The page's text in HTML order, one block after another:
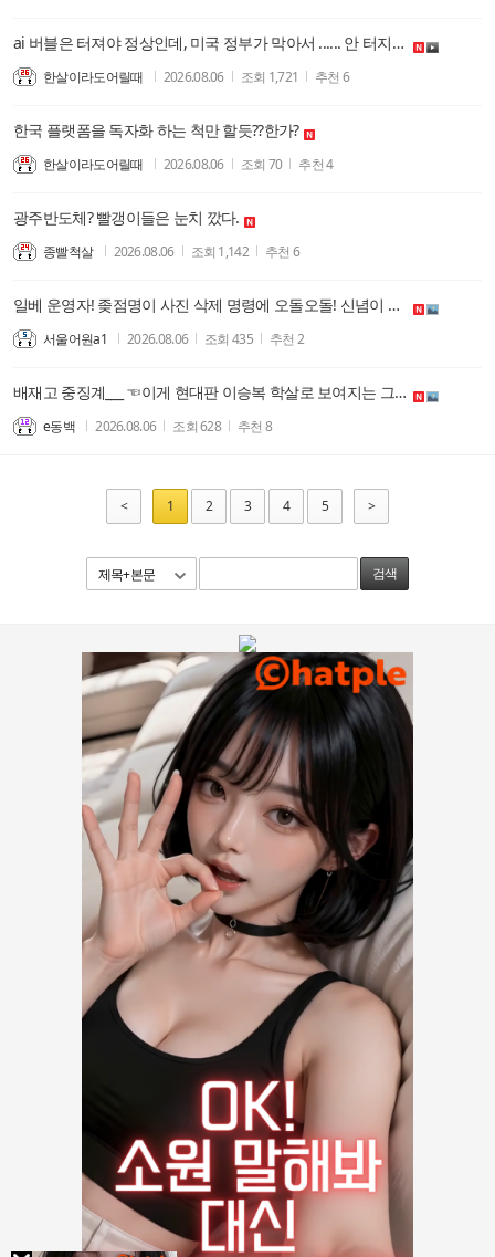
ai 버블은 터져야 정상인데, 미국 정부가 막아서 ...... 안 터지고 있다.
한살이라도어릴때 2026.08.06 조회 1,721 추천 6
한국 플랫폼을 독자화 하는 척만 할듯??한가?
한살이라도어릴때 2026.08.06 조회 70 추천4
광주반도체? 빨갱이들은 눈치 깠다.
종빨척살 2026.08.06 조회 1,142 추천 6
일베 운영자! 좆점명이 사진 삭제 명령에 오돌오돌! 신념이 없는 빙신들은 평생을 아첨과 아부로 세상과 정권에 굴복하며 비굴하게 살아간다. 지조없는 것들! 복원된 사진 올려줄게! 그런데 하는 꼬라지 봐라! 사진 화이트 처리는 하는 것 봐라!
서울어원a1 2026.08.06 조회 435 추천 2
배재고 중징계___ ☜이게 현대판 이승복 학살로 보여지는 그 이유 !!!
e동백 2026.08.06 조회628 추천 8
< 1 2 3 4 5 >
제목+본문 검색